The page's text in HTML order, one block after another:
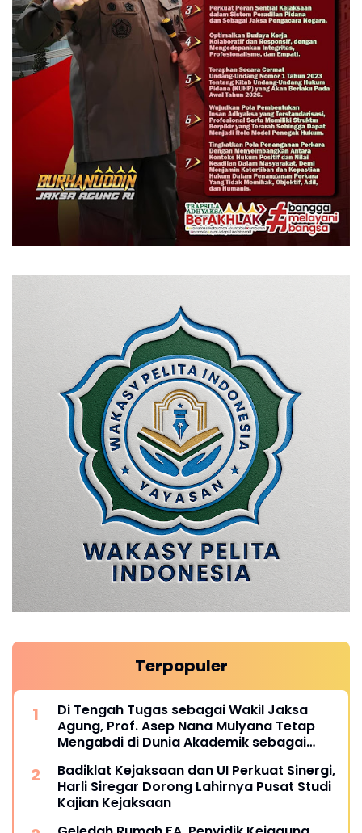
Terpopuler
Di Tengah Tugas sebagai Wakil Jaksa
Agung, Prof. Asep Nana Mulyana Tetap
Mengabdi di Dunia Akademik sebagai
Badiklat Kejaksaan dan UI Perkuat Sinergi,
Harli Siregar Dorong Lahirnya Pusat Studi
Kajian Kejaksaan